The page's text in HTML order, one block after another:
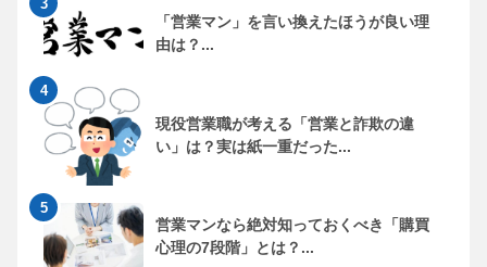
「営業マン」を言い換えたほうが良い理
由は？...
現役営業職が考える「営業と詐欺の違
い」は？実は紙一重だった...
営業マンなら絶対知っておくべき「購買
心理の7段階」とは？...